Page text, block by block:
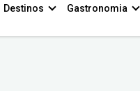
Destinos Gastronomia